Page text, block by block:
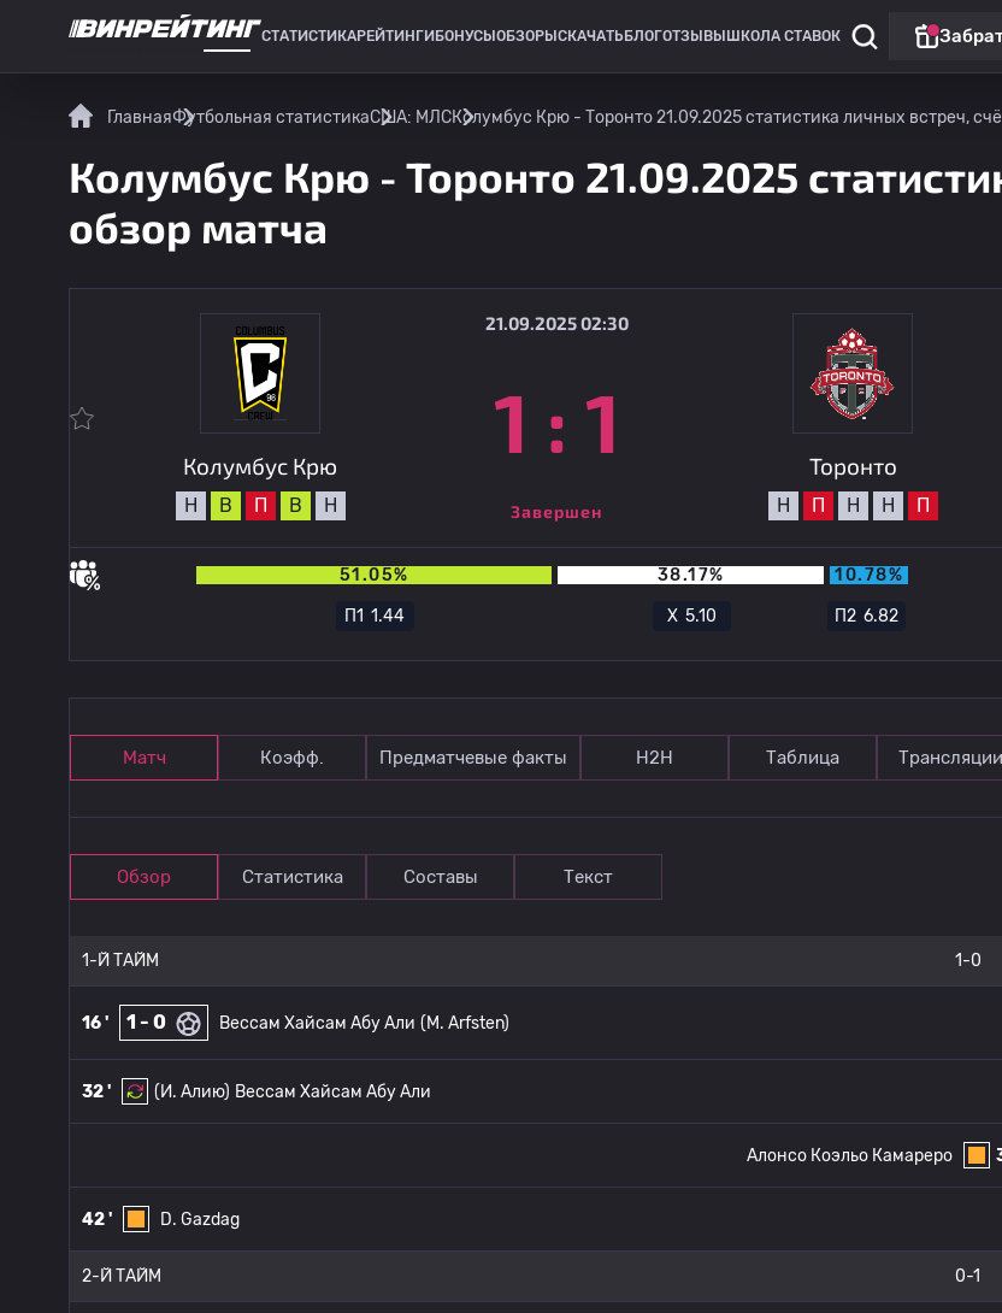
СТАТИСТИКАРЕЙТИНГИ БОНУСЫ ОБЗОРЫ СКАЧАТЬ БЛОГОТЗЫВЫ ШКОЛА СТАВОК
ГлавнаяФутбольная статистикаСША: МЛСКолумбус Крю - Торонто 21.09.2025 статистика личных встреч,
Колумбус Крю - Торонто 21.09.2025
обзор матча
Колумбус Крю
Н В П В Н
21.09.2025 02:30
1 : 1
Завершен
Торонто
Н П Н Н П
51.05% 38.17%
10.78%
П11.44 Х 5.10 П26.82
Матч Коэфф. Предматчевые факты Н2Н Таблица Трансляции
Обзор Статистика Составы Текст
1-Й ТАЙМ 1-0
16 ' 1 - 0 Вессам Хайсам Абу Али (M. Arfsten)
32 ' (И. Алию) Вессам Хайсам Абу Али
Алонсо Коэльо Камареро
42 ' D. Gazdag
2-Й ТАЙМ 0-1
Лига Европы
Ягеллония
Рейнджерс